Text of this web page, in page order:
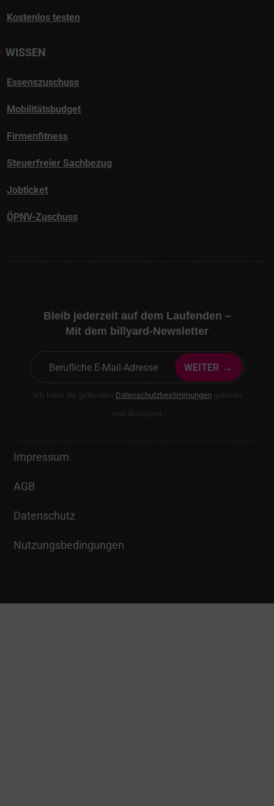
Kostenlos testen
• WISSEN
Essenszuschuss
Mobilitätsbudget
Firmenfitness
Steuerfreier Sachbezug
Jobticket
ÖPNV-Zuschuss
Bleib jederzeit auf dem Laufenden –
Mit dem billyard-Newsletter
WEITER →
Ich habe die geltenden Datenschutzbestimmungen gelesen
und akzeptiert
Impressum
AGB
Datenschutz
Nutzungsbedingungen